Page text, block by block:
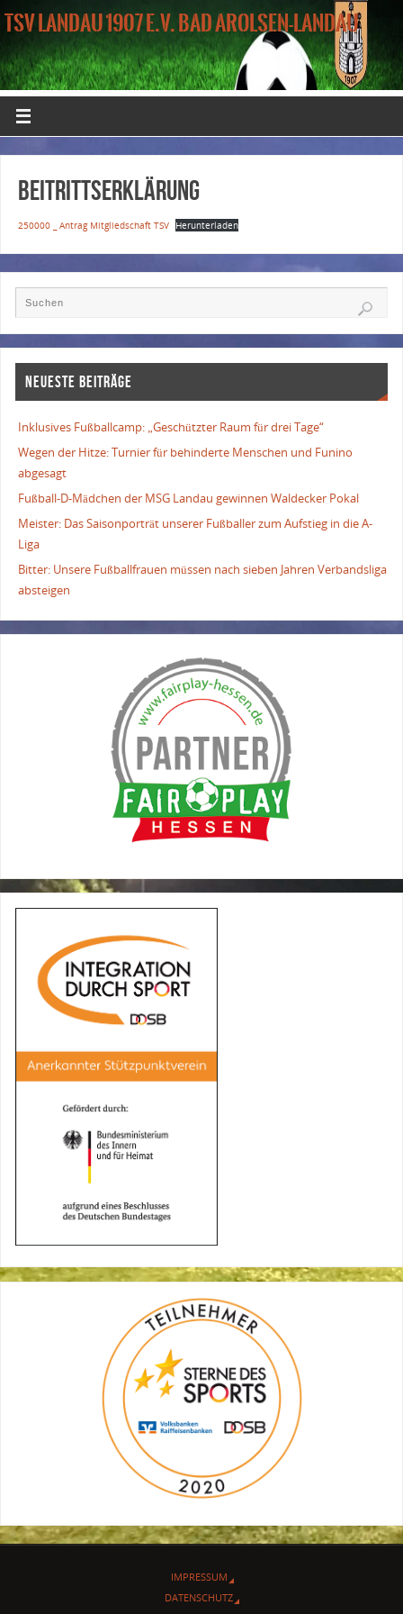
TSV LANDAU 1907 E.V. BAD AROLSEN-LANDAU
Beitrittserklärung
250000 _ Antrag Mitgliedschaft TSV Herunterladen
NEUESTE BEITRÄGE
Inklusives Fußballcamp: „Geschützter Raum für drei Tage“
Wegen der Hitze: Turnier für behinderte Menschen und Funino
abgesagt
Fußball-D-Mädchen der MSG Landau gewinnen Waldecker Pokal
Meister: Das Saisonporträt unserer Fußballer zum Aufstieg in die A-
Liga
Bitter: Unsere Fußballfrauen müssen nach sieben Jahren Verbandsliga
absteigen
IMPRESSUM
DATENSCHUTZ